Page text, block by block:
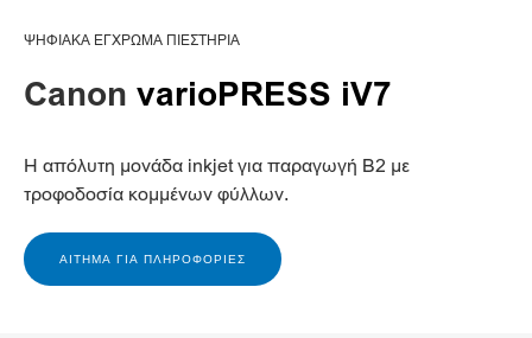
ΨΗΦΙΑΚΆ ΈΓΧΡΩΜΑ ΠΙΕΣΤΉΡΙΑ
Canon varioPRESS iV7
Η απόλυτη μονάδα inkjet για παραγωγή B2 με
τροφοδοσία κομμένων φύλλων.
ΑΊΤΗΜΑ ΓΙΑ ΠΛΗΡΟΦΟΡΊΕΣ